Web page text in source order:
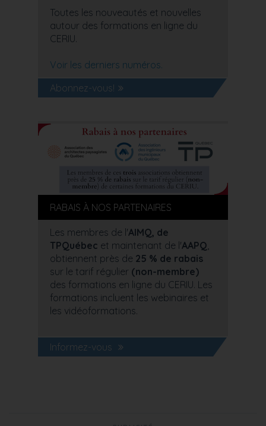
Toutes les nouveautés et nouvelles
autour des formations en ligne du
CERIU.
Voir les derniers numéros.
Abonnez-vous!
RABAIS À NOS PARTENAIRES
Les membres de l'AIMQ, de
TPQuébec et maintenant de l'AAPQ,
obtiennent près de 25 % de rabais
sur le tarif régulier (non-membre)
des formations en ligne du CERIU. Les
formations incluent les webinaires et
les vidéoformations.
Informez-vous